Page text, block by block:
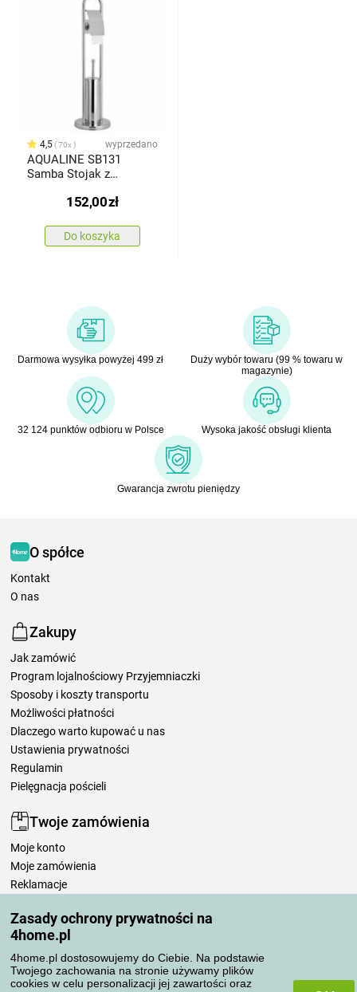
Zasady ochrony prywatności na
4home.pl
4home.pl dostosowujemy do Ciebie. Na podstawie
Twojego zachowania na stronie używamy plików
cookies w celu personalizacji jej zawartości oraz
4,5 70x wyprzedano
AQUALINE SB131
Samba Stojak z
i uchwytem do papieru
152,00zł
Do koszyka
Darmowa wysyłka powyżej 499 zł
Duży wybór towaru (99 % towaru w
magazynie)
32 124 punktów odbioru w Polsce Wysoka jakość obsługi klienta
Gwarancja zwrotu pieniędzy
O spółce
Kontakt
O nas
Zakupy
Jak zamówić
Program lojalnościowy Przyjemniaczki
Sposoby i koszty transportu
Możliwości płatności
Dlaczego warto kupować u nas
Ustawienia prywatności
Regulamin
Pielęgnacja pościeli
Twoje zamówienia
Moje konto
Moje zamówienia
Reklamacje
Zasady przetwarzania recenzji
Sposoby transportu